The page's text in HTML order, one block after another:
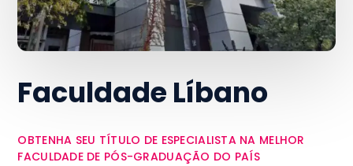
Faculdade Líbano
OBTENHA SEU TÍTULO DE ESPECIALISTA NA MELHOR
FACULDADE DE PÓS-GRADUAÇÃO DO PAÍS